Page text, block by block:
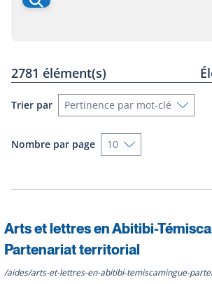
Rechercher
2781 élément(s)
Trier par
Nombre par page
Arts et lettres en Abitibi-
Partenariat territorial
/aides/arts-et-lettres-en-abitibi-temiscamingue-